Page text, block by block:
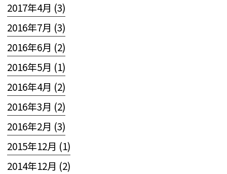
2017年4月 (3)
2016年7月 (3)
2016年6月 (2)
2016年5月 (1)
2016年4月 (2)
2016年3月 (2)
2016年2月 (3)
2015年12月 (1)
2014年12月 (2)